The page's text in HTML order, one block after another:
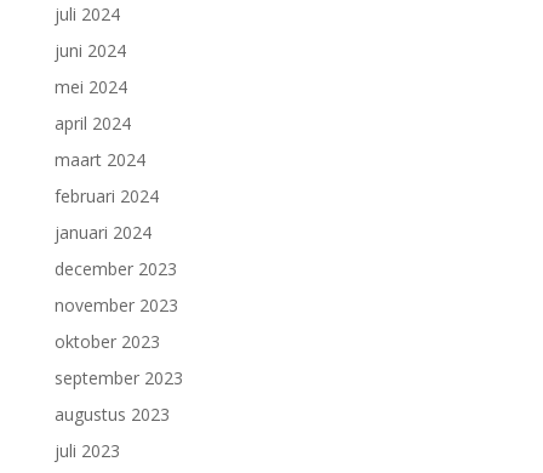
juli 2024
juni 2024
mei 2024
april 2024
maart 2024
februari 2024
januari 2024
december 2023
november 2023
oktober 2023
september 2023
augustus 2023
juli 2023